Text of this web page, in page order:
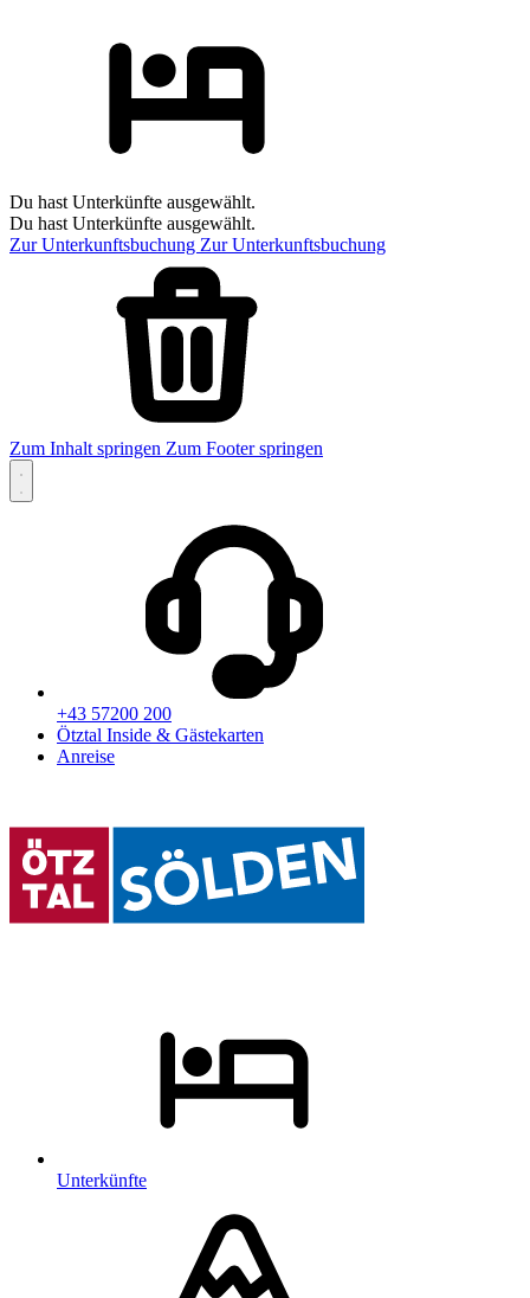
Du hast Unterkünfte ausgewählt.
Du hast Unterkünfte ausgewählt.
Zur Unterkunftsbuchung Zur Unterkunftsbuchung
Zum Inhalt springen Zum Footer springen
+43 57200 200
Ötztal Inside & Gästekarten
Anreise
Unterkünfte